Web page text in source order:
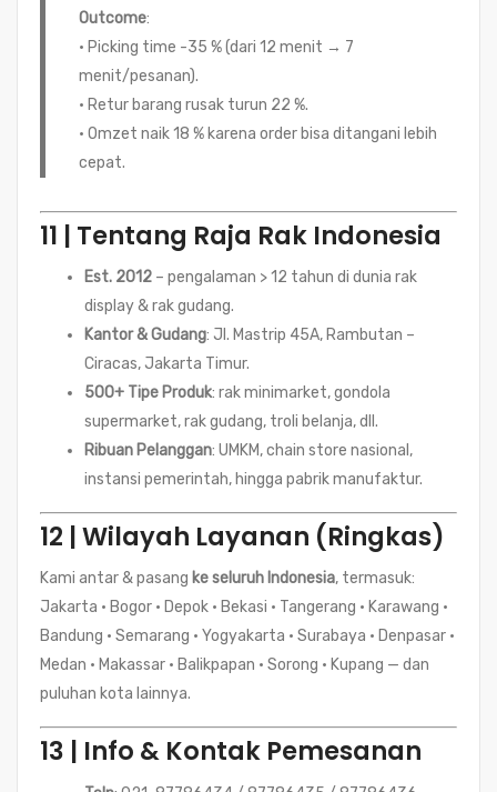
Outcome:
• Picking time -35 % (dari 12 menit → 7
menit/pesanan).
• Retur barang rusak turun 22 %.
• Omzet naik 18 % karena order bisa ditangani lebih
cepat.
11 | Tentang Raja Rak Indonesia
Est. 2012 – pengalaman > 12 tahun di dunia rak
display & rak gudang.
Kantor & Gudang: Jl. Mastrip 45A, Rambutan –
Ciracas, Jakarta Timur.
500+ Tipe Produk: rak minimarket, gondola
supermarket, rak gudang, troli belanja, dll.
Ribuan Pelanggan: UMKM, chain store nasional,
instansi pemerintah, hingga pabrik manufaktur.
12 | Wilayah Layanan (Ringkas)
Kami antar & pasang ke seluruh Indonesia, termasuk:
Jakarta • Bogor • Depok • Bekasi • Tangerang • Karawang •
Bandung • Semarang • Yogyakarta • Surabaya • Denpasar •
Medan • Makassar • Balikpapan • Sorong • Kupang — dan
puluhan kota lainnya.
13 | Info & Kontak Pemesanan